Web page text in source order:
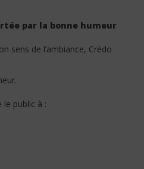
par la bonne humeur
sens de l’ambiance, Crédo
le public à :